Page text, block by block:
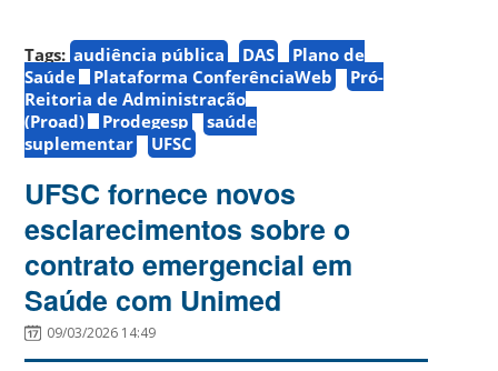
Tags: audiência pública DAS
Plano de
Saúde
Plataforma ConferênciaWeb
Pró-
Reitoria de Administração
(Proad)
Prodegesp
saúde
suplementar
UFSC
UFSC fornece novos
esclarecimentos sobre o
contrato emergencial em
Saúde com Unimed
09/03/2026 14:49